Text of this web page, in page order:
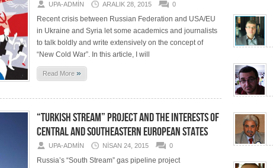
UPA-ADMIN ARALIK 28, 2015 0
Recent crisis between Russian Federation and USA/EU
in Ukraine and Syria let some academics and journalists
to talk boldly and write extensively on the concept of
“New Cold War”. In this article, I will
Read More »
“TURKISH STREAM” PROJECT AND THE INTERESTS OF
CENTRAL AND SOUTHEASTERN EUROPEAN STATES
UPA-ADMIN NISAN 24, 2015 0
Russia’s “South Stream” gas pipeline project